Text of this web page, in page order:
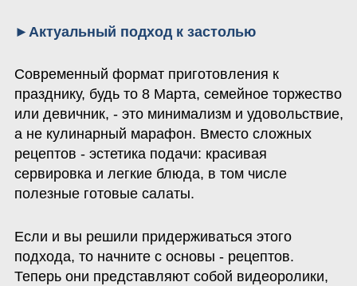
►Актуальный подход к застолью
Современный формат приготовления к
празднику, будь то 8 Марта, семейное торжество
или девичник, - это минимализм и удовольствие,
а не кулинарный марафон. Вместо сложных
рецептов - эстетика подачи: красивая
сервировка и легкие блюда, в том числе
полезные готовые салаты.
Если и вы решили придерживаться этого
подхода, то начните с основы - рецептов.
Теперь они представляют собой видеоролики,